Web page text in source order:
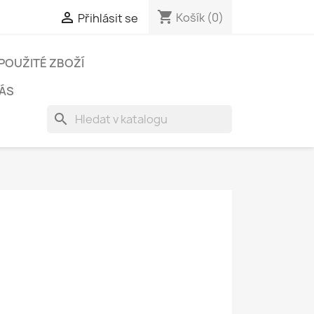
 Přihlásit se shopping_cart Košík (0)
ZBOŽÍ
search